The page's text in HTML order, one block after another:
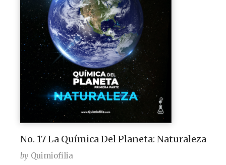
No. 17 La Química Del Planeta: Naturaleza
by Quimiofilia